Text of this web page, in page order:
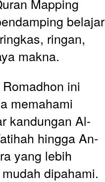
belajar
ringan,
makna.
ini
memahami
kandungan Al-
hingga An-
yang lebih
dipahami.